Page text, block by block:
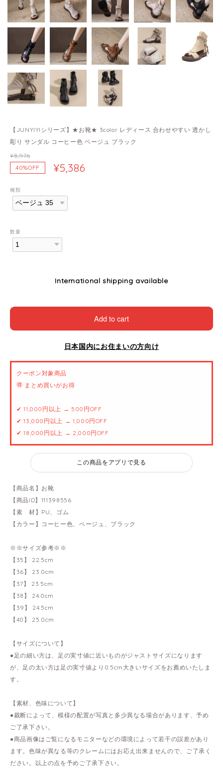
【JUNYIYIシリーズ】★お靴★ 3color レディース 合わせやすい 透かし
彫り サンダル コーヒー色 ベージュ ブラック
¥8,976
40%OFF
¥5,386
種類
数量
International shipping available
Add to cart
日本国内にお住まいの方向け
クーポン対象商品
🉐 まとめ買いがお得
✔ 11,000円以上 → 500円OFF
✔ 13,000円以上 → 1,000円OFF
✔ 18,000円以上 → 2,000円OFF
この商品をアプリで見る
【商品名】お靴
【商品ID】111398556
【素 材】PU、ゴム
【カラー】コーヒー色、ベージュ、ブラック
※※サイズ参考※※
【35】 22.5cm
【36】 23.0cm
【37】 23.5cm
【38】 24.0cm
【39】 24.5cm
【40】 25.0cm
【サイズについて】
●足の細い方は、足の実寸値に近いものがジャストサイズになります
が、足の太い方は足の実寸値より0.5cm大きいサイズをお薦めいたしま
す。
【素材、色味について】
●裁断によって、模様の配置が写真と多少異なる場合があります、予め
ご了承下さい。
●商品画像はご覧になるモニターなどの環境によって若干の誤差があり
ます。色味が異なる等のクレームにはお応え出来ませんので、ご了承く
ださい。以上の点を予めご了承下さい。